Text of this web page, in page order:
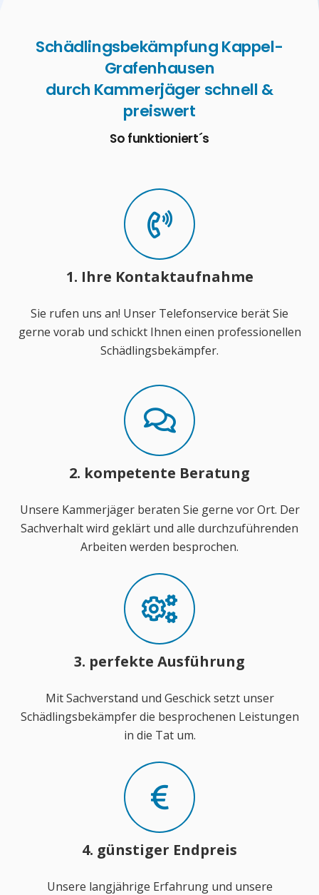
Schädlingsbekämpfung Kappel-
Grafenhausen
durch Kammerjäger schnell &
preiswert
So funktioniert´s
1. Ihre Kontaktaufnahme
Sie rufen uns an! Unser Telefonservice berät Sie
gerne vorab und schickt Ihnen einen professionellen
Schädlingsbekämpfer.
2. kompetente Beratung
Unsere Kammerjäger beraten Sie gerne vor Ort. Der
Sachverhalt wird geklärt und alle durchzuführenden
Arbeiten werden besprochen.
3. perfekte Ausführung
Mit Sachverstand und Geschick setzt unser
Schädlingsbekämpfer die besprochenen Leistungen
in die Tat um.
4. günstiger Endpreis
Unsere langjährige Erfahrung und unsere